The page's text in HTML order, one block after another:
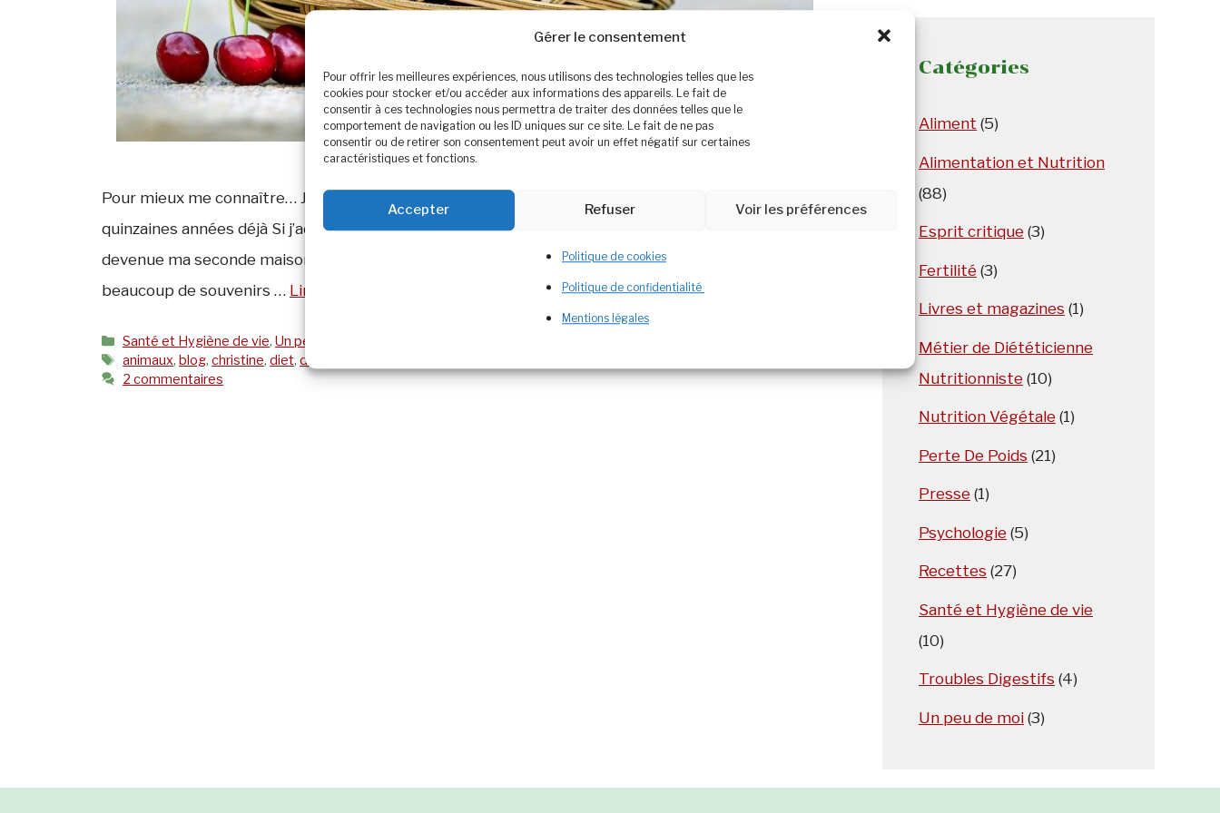
Gérer le consentement
Pour offrir les meilleures expériences, nous utilisons des technologies telles que les
cookies pour stocker et/ou accéder aux informations des appareils. Le fait de
consentir à ces technologies nous permettra de traiter des données telles que le
comportement de navigation ou les ID uniques sur ce site. Le fait de ne pas
consentir ou de retirer son consentement peut avoir un effet négatif sur certaines
caractéristiques et fonctions.
Accepter Refuser Voir les préférences
Politique de cookies
Politique de confidentialité
Mentions légales
Pour mieux me connaître… Je suis Bretonne née à Rennes, habitante sur la Côtes D’Azur depuis une
quinzaines années déjà Si j’adore ma bretagne (notamment les côtes d’armor
devenue ma seconde maison. J’y ai passé mon bac S puis mon BTS Diététique à Nice, j’y ai donc
beaucoup de souvenirs … Lire plus
Catégories
Santé et Hygiène de vie,Un peu de moi
Étiquettes
animaux,blog,christine,diet,diététicienne
2 commentaires
Catégories
Aliment (5)
Alimentation et Nutrition
(88)
Esprit critique (3)
Fertilité (3)
Livres et magazines (1)
Métier de Diététicienne
Nutritionniste (10)
Nutrition Végétale (1)
Perte De Poids (21)
Presse (1)
Psychologie (5)
Recettes (27)
Santé et Hygiène de vie
(10)
Troubles Digestifs (4)
Un peu de moi (3)